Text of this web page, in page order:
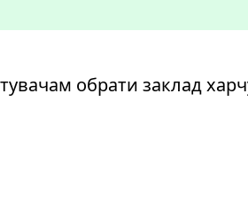
обрати заклад